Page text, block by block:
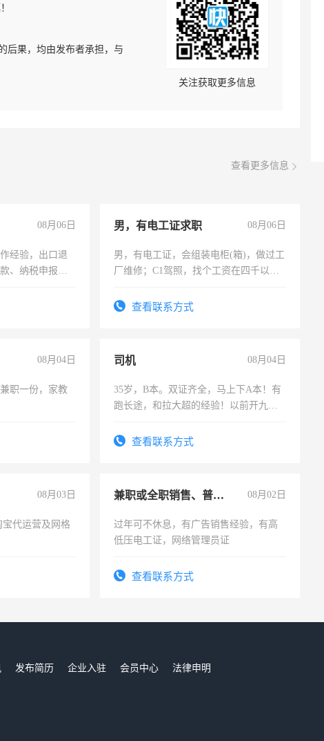
后果，均由发布者承担，与
关注获取更多信息
查看更多信息
08月06日
经验，出口退
、纳税申报、
求兼职会计工
男，有电工证求职 08月06日
男，有电工证，会组装电柜(箱)，做过工
厂维修；C1驾照，找个工资在四千以
电话查看联系方式
08月04日
职一份，家教
司机 08月04日
35岁，B本。双证齐全，马上下A本！有
跑长途，和拉大超的经验！以前开九米
查看联系方式
08月03日
宝代运营及网格
兼职或全职销售、普工、维修 08月02日
过年可不休息，有广告销售经验，有高
低压电工证，网络管理员证
查看联系方式
发布简历 企业入驻 会员中心
法律申明